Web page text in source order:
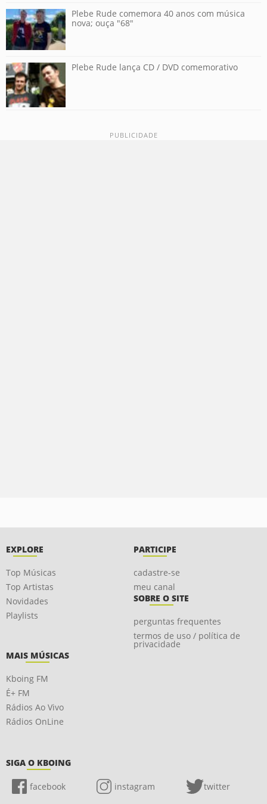
Plebe Rude comemora 40 anos com música
nova; ouça "68"
Plebe Rude lança CD / DVD comemorativo
EXPLORE
Top Músicas
Top Artistas
Novidades
Playlists
PARTICIPE
cadastre-se
meu canal
SOBRE O SITE
perguntas frequentes
termos de uso / política de
privacidade
MAIS MÚSICAS
Kboing FM
É+ FM
Rádios Ao Vivo
Rádios OnLine
SIGA O KBOING
facebook instagram twitter